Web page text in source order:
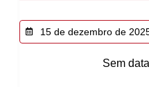
15 de dezembro de
Sem